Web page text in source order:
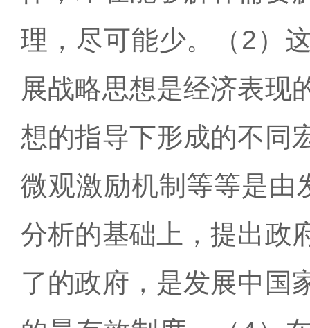
理，尽可能少。（2）
展战略思想是经济表现
想的指导下形成的不同
微观激励机制等等是由
分析的基础上，提出政
了的政府，是发展中国